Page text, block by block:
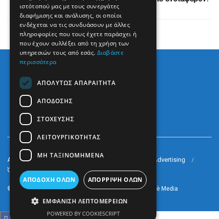
Arkè Media Group Radio Preveza 93
Arkè Advertising
Όροι και Προϋποθέσεις
Επικοινωνία
© 2022PrevezapostInspired byArkè AdvPartner of Arkè Media
ιστότοπού μας με τους συνεργάτες
διαφήμισης και ανάλυσης, οι οποίοι
ενδέχεται να τις συνδυάσουν με άλλες
πληροφορίες που τους έχετε παράσχει ή
που έχουν συλλέξει από τη χρήση των
υπηρεσιών τους από εσάς. Διαβάστε
περισσότερα
ΑΠΟΛΎΤΩΣ ΑΠΑΡΑΊΤΗΤΑ
ΑΠΌΔΟΣΗΣ
ΣΤΌΧΕΥΣΗΣ
ΛΕΙΤΟΥΡΓΙΚΌΤΗΤΑΣ
ΜΗ ΤΑΞΙΝΟΜΗΜΈΝΑ
ΑΠΟΔΟΧΉ ΌΛΩΝ ΑΠΌΡΡΙΨΗ ΌΛΩΝ
ΕΜΦΆΝΙΣΗ ΛΕΠΤΟΜΕΡΕΙΏΝ
POWERED BY COOKIESCRIPT